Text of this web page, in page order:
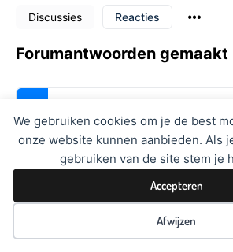
We gebruiken cookies om je de best
onze website kunnen aanbieden. Als
gebruiken van de site stem je
Accepteren
Afwijzen
Discussies Reacties
Forumantwoorden gemaakt
gereageerd.